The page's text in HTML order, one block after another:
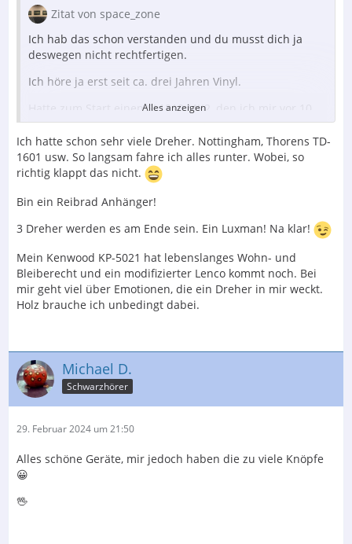
Zitat von space_zone
Ich hab das schon verstanden und du musst dich ja
deswegen nicht rechtfertigen.
Ich höre ja erst seit ca. drei Jahren Vinyl.
Hatte zum Start einen SL1210 MK2, den ich mir vor 10
Jahren geholt hab, der aber nie so richtig zum Einsatz
gekommen ist.
Den Denon DP67 L der noch bei mir ist, sehr wenig im
Gebrauch war und den ich höchstwahrscheinlich
verkaufen werde, löste bei mir keine richtigen
Aber es gibt für mich trotzdem noch andere Dreher, die
mir sehr gut gefallen.
Hier werden so viele schöne Plattenspieler gezeigt und
das finde ich schön.
Ich bin aber deswegen auch kein Technics-Fan.
Es hätte durch Zufall und zur richtigen Zeit, auch jeder
x- beliebige anderer Hersteller sein können.
Grüße Mario
Alles anzeigen
Ich hatte schon sehr viele Dreher. Nottingham, Thorens TD-
1601 usw. So langsam fahre ich alles runter. Wobei, so
richtig klappt das nicht.
Bin ein Reibrad Anhänger!
3 Dreher werden es am Ende sein. Ein Luxman! Na klar!
Mein Kenwood KP-5021 hat lebenslanges Wohn- und
Bleiberecht und ein modifizierter Lenco kommt noch. Bei
mir geht viel über Emotionen, die ein Dreher in mir weckt.
Holz brauche ich unbedingt dabei.
Michael D.
Schwarzhörer
29. Februar 2024 um 21:50
Alles schöne Geräte, mir jedoch haben die zu viele Knöpfe
😀
🖖